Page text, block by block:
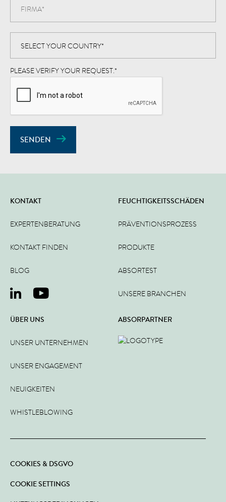
PLEASE VERIFY YOUR REQUEST.*
SENDEN
KONTAKT
EXPERTENBERATUNG
KONTAKT FINDEN
BLOG
FEUCHTIGKEITSSCHÄDEN
PRÄVENTIONSPROZESS
PRODUKTE
ABSORTEST
UNSERE BRANCHEN
ÜBER UNS
UNSER UNTERNEHMEN
UNSER ENGAGEMENT
NEUIGKEITEN
WHISTLEBLOWING
ABSORPARTNER
COOKIES & DSGVO
COOKIE SETTINGS